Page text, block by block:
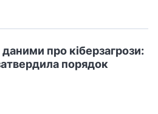
про кіберзагрози:
порядок